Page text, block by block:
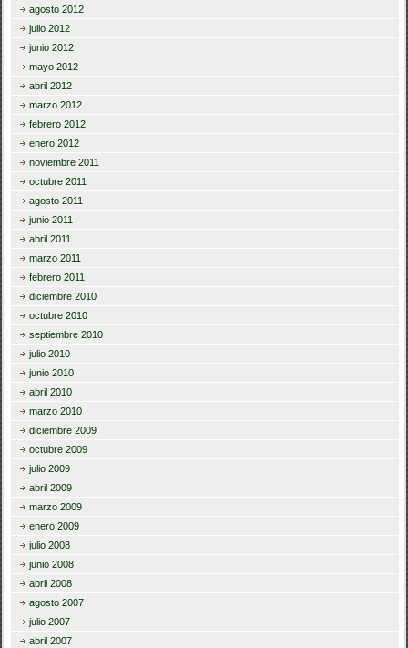
agosto 2012
julio 2012
junio 2012
mayo 2012
abril 2012
marzo 2012
febrero 2012
enero 2012
noviembre 2011
octubre 2011
agosto 2011
junio 2011
abril 2011
marzo 2011
febrero 2011
diciembre 2010
octubre 2010
septiembre 2010
julio 2010
junio 2010
abril 2010
marzo 2010
diciembre 2009
octubre 2009
julio 2009
abril 2009
marzo 2009
enero 2009
julio 2008
junio 2008
abril 2008
agosto 2007
julio 2007
abril 2007